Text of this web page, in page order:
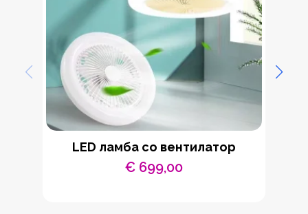
LED ламба со вентилатор
€ 699,00